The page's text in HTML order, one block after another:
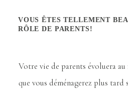
Votre vie de parents évoluera au
que vous déménagerez plus tard
VOUS ÊTES TELLEMENT
RÔLE DE PARENTS!